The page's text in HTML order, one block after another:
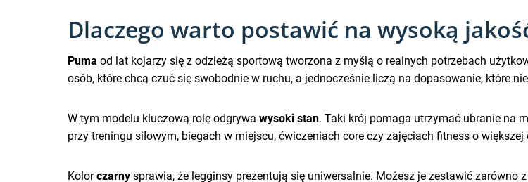
Dlaczego warto postawić na wysoką
Puma od lat kojarzy się z odzieżą sportową tworzona z myślą o realnych potrzebach
osób, które chcą czuć się swobodnie w ruchu, a jednocześnie liczą na dopasowanie, które
W tym modelu kluczową rolę odgrywa wysoki stan. Taki krój pomaga utrzymać ubranie na
przy treningu siłowym, biegach w miejscu, ćwiczeniach core czy zajęciach fitness o większej
Kolorczarny sprawia, że legginsy prezentują się uniwersalnie. Możesz je zestawić